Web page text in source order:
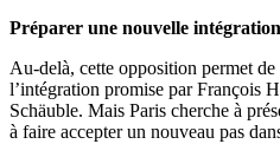
Préparer une nouvelle
Au-delà, cette opposition permet
l’intégration promise par François
Schäuble. Mais Paris cherche à
à faire accepter un nouveau pas